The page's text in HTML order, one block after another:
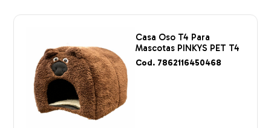
Casa Oso T4 Para
Mascotas PINKYS PET T4
Cod. 7862116450468